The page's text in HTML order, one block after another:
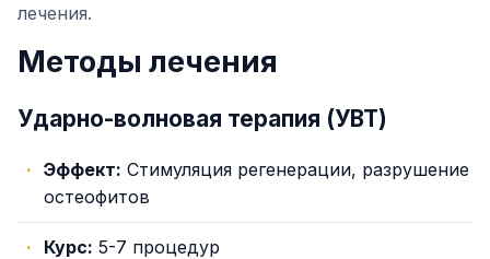
лечения.
Методы лечения
Ударно-волновая терапия (УВТ)
Эффект: Стимуляция регенерации, разрушение
остеофитов
Курс: 5-7 процедур